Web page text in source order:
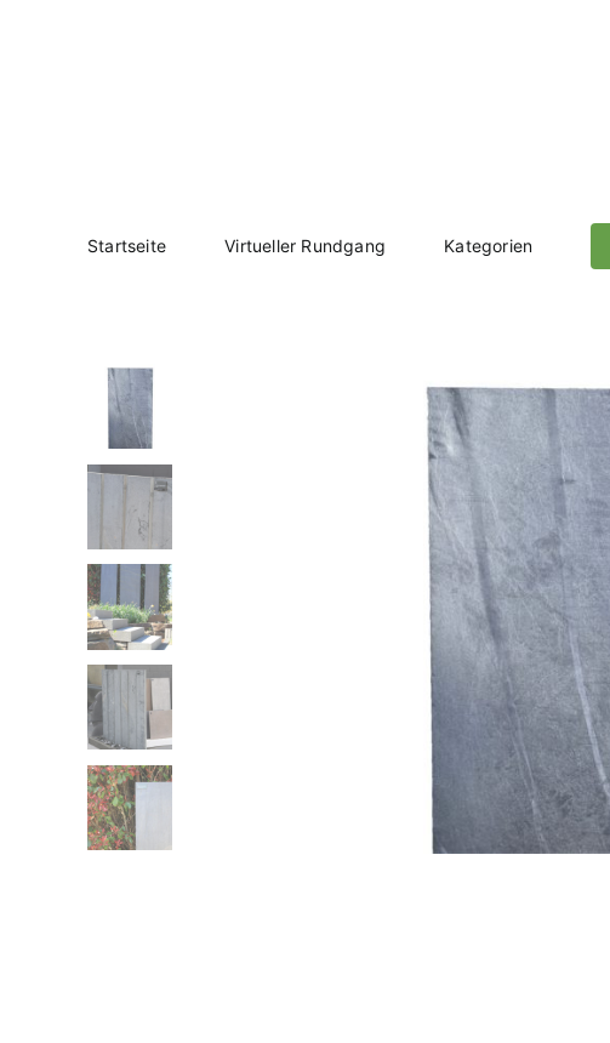
Startseite Virtueller Rundgang Kategorien